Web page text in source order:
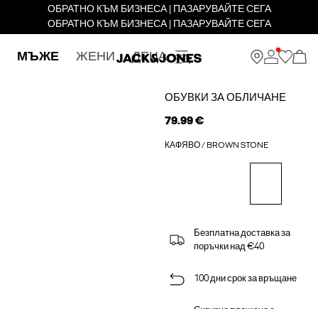
ОБРАТНО КЪМ БИЗНЕСА | ПАЗАРУВАЙТЕ СЕГА
ОБРАТНО КЪМ БИЗНЕСА | ПАЗАРУВАЙТЕ СЕГА
МЪЖЕ ЖЕНИ ДЕЦА
ОБУВКИ ЗА ОБЛИЧАНЕ
79.99 €
КАФЯВО / BROWN STONE
Безплатна доставка за
поръчки над €40
100 дни срок за връщане